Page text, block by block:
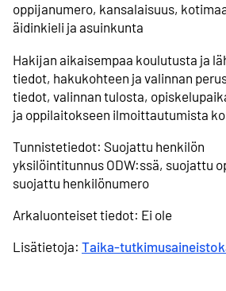
oppijanumero, kansalaisuus,
äidinkieli ja asuinkunta
Hakijan aikaisempaa koulutusta ja
tiedot, hakukohteen ja valinnan
tiedot, valinnan tulosta,
ja oppilaitokseen ilmoittautumista
Tunnistetiedot: Suojattu henkilön
yksilöintitunnus ODW:ssä, suojattu
suojattu henkilönumero
Arkaluonteiset tiedot: Ei ole
Lisätietoja: Taika-